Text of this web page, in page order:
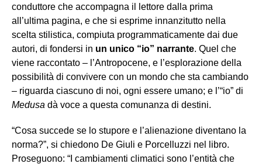
conduttore che accompagna il lettore dalla prima
all’ultima pagina, e che si esprime innanzitutto nella
scelta stilistica, compiuta programmaticamente dai due
autori, di fondersi in un unico “io” narrante. Quel che
viene raccontato – l’Antropocene, e l’esplorazione della
possibilità di convivere con un mondo che sta cambiando
– riguarda ciascuno di noi, ogni essere umano; e l’“io” di
Medusa dà voce a questa comunanza di destini.
“Cosa succede se lo stupore e l’alienazione diventano la
norma?”, si chiedono De Giuli e Porcelluzzi nel libro.
Proseguono: “I cambiamenti climatici sono l’entità che